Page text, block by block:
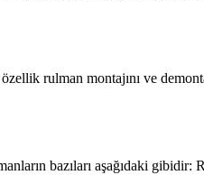
rulman montajını ve
bazıları aşağıdaki